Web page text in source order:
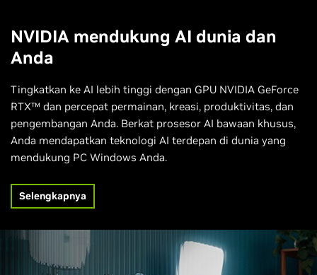
NVIDIA mendukung AI dunia dan
Anda
Tingkatkan ke AI lebih tinggi dengan GPU NVIDIA GeForce
RTX™ dan percepat permainan, kreasi, produktivitas, dan
pengembangan Anda. Berkat prosesor AI bawaan khusus,
Anda mendapatkan teknologi AI terdepan di dunia yang
mendukung PC Windows Anda.
Selengkapnya